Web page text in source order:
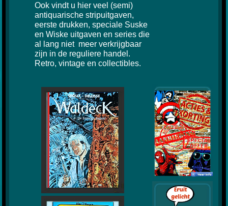
Ook vindt u hier veel (semi)
antiquarische stripuitgaven,
eerste drukken, speciale Suske
en Wiske uitgaven en series die
al lang niet meer verkrijgbaar
zijn in de reguliere handel.
Retro, vintage en collectibles.